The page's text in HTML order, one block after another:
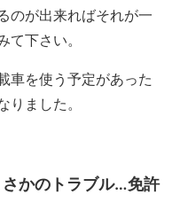
のが出来ればそれが一
下さい。
車を使う予定があった
ました。
かのトラブル…免許